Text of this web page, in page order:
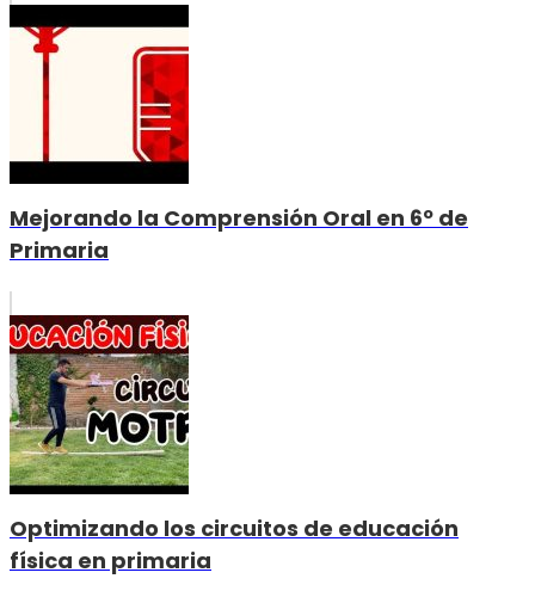
Mejorando la Comprensión Oral en 6º de
Primaria
Optimizando los circuitos de educación
física en primaria